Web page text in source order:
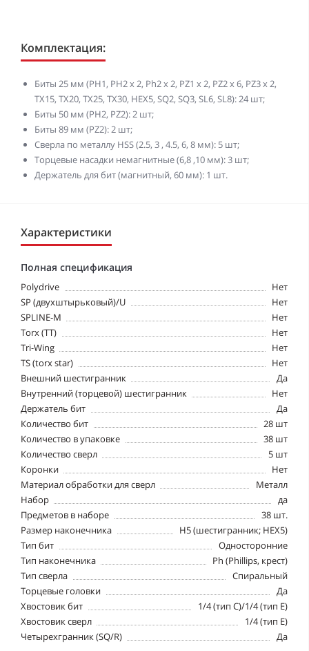
Комплектация:
Биты 25 мм (PH1, PH2 x 2, Ph2 x 2, PZ1 x 2, PZ2 x 6, PZ3 x 2,
TX15, TX20, TX25, TX30, HEX5, SQ2, SQ3, SL6, SL8): 24 шт;
Биты 50 мм (PH2, PZ2): 2 шт;
Биты 89 мм (PZ2): 2 шт;
Сверла по металлу HSS (2.5, 3 , 4.5, 6, 8 мм): 5 шт;
Торцевые насадки немагнитные (6,8 ,10 мм): 3 шт;
Держатель для бит (магнитный, 60 мм): 1 шт.
Характеристики
Полная спецификация
Polydrive
Нет
SP (двухштырьковый)/U
Нет
SPLINE-М
Нет
Torx (TT)
Нет
Tri-Wing
Нет
TS (torx star)
Нет
Внешний шестигранник
Да
Внутренний (торцевой) шестигранник
Нет
Держатель бит
Да
Количество бит
28 шт
Количество в упаковке
38 шт
Количество сверл
5 шт
Коронки
Нет
Материал обработки для сверл
Металл
Набор
да
Предметов в наборе
38 шт.
Размер наконечника
H5 (шестигранник; HEX5)
Тип бит
Односторонние
Тип наконечника
Ph (Phillips, крест)
Тип сверла
Спиральный
Торцевые головки
Да
Хвостовик бит
1/4 (тип С)/1/4 (тип Е)
Хвостовик сверл
1/4 (тип Е)
Четырехгранник (SQ/R)
Да